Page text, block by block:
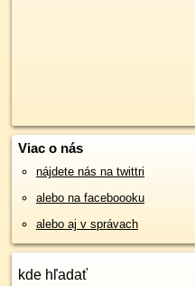
Viac o nás
nájdete nás na twittri
alebo na faceboooku
alebo aj v správach
kde hľadať